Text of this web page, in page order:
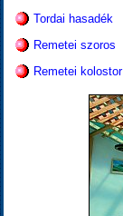
Tordai hasadék
Remetei szoros
Remetei kolostor